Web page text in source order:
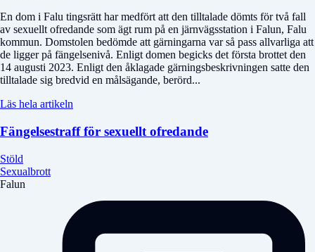
En dom i Falu tingsrätt har medfört att den tilltalade dömts för två fall
av sexuellt ofredande som ägt rum på en järnvägsstation i Falun, Falu
kommun. Domstolen bedömde att gärningarna var så pass allvarliga att
de ligger på fängelsenivå. Enligt domen begicks det första brottet den
14 augusti 2023. Enligt den åklagade gärningsbeskrivningen satte den
tilltalade sig bredvid en målsägande, berörd...
Läs hela artikeln
Fängelsestraff för sexuellt ofredande
Stöld
Sexualbrott
Falun